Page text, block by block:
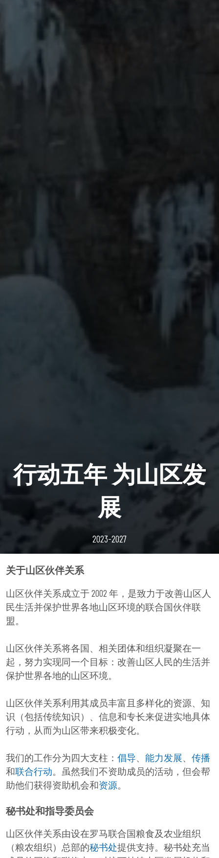
行动五年 为山区发
展
2023-2027
关于山区伙伴关系
山区伙伴关系成立于 2002 年，是致力于改善山区人
民生活并保护世界各地山区环境的联合国伙伴联
盟。
山区伙伴关系将各国、相关团体和组织凝聚在一
起，努力实现同一个目标：改善山区人民的生活并
保护世界各地的山区环境。
山区伙伴关系利用其成员丰富且多样化的资源、知
识（包括传统知识）、信息和专长来促进实地具体
行动，从而为山区带来积极变化。
我们的工作分为四大支柱： 倡导 能力发展
传播
和联合行动 。虽然我们不资助成员的活动，但会帮
助他们获得资助机会和资源
秘书处和指导委员会
山区伙伴关系由设在罗马联合国粮食及农业组织
（粮农组织）总部的秘书处提供支持。秘书处充当